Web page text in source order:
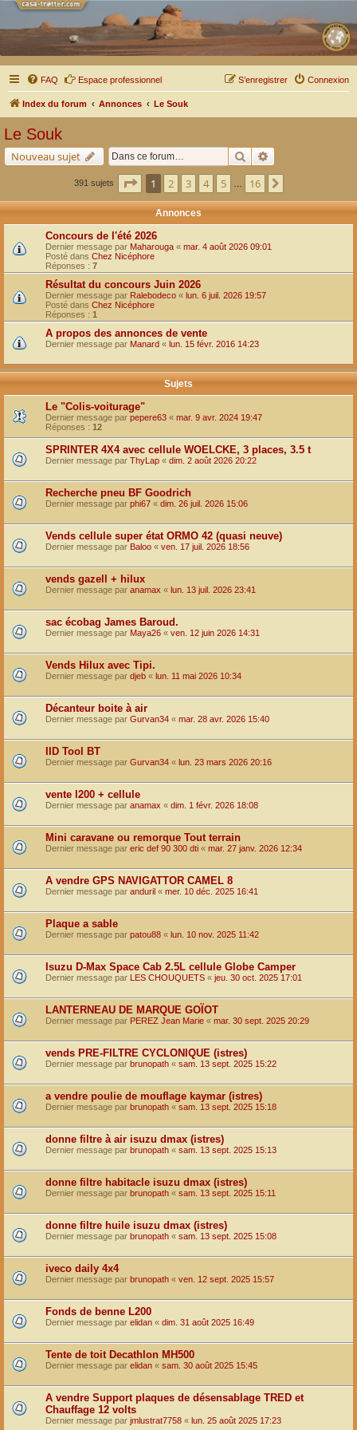
FAQ Espace professionnel Connexion
S’enregistrer
Index du forum Annonces Le Souk
Le Souk
Nouveau sujet Rechercher
391 sujets Page sur16
1 2 3 4 5 16
Annonces
Concours de l'été 2026
Dernier message par Maharouga « mar. 4 août 2026 09:01
Posté dans Chez Nicéphore
Réponses : 7
Résultat du concours Juin 2026
Dernier message par Ralebodeco « lun. 6 juil. 2026 19:57
Posté dans Chez Nicéphore
Réponses : 1
A propos des annonces de vente
Dernier message par Manard « lun. 15 févr. 2016 14:23
Sujets
Le "Colis-voiturage"
Dernier message par pepere63 « mar. 9 avr. 2024 19:47
Réponses : 12
SPRINTER 4X4 avec cellule WOELCKE, 3 places, 3.5 t
Dernier message par ThyLap « dim. 2 août 2026 20:22
Recherche pneu BF Goodrich
Dernier message par phi67 « dim. 26 juil. 2026 15:06
Vends cellule super état ORMO 42 (quasi neuve)
Dernier message par Baloo « ven. 17 juil. 2026 18:56
vends gazell + hilux
Dernier message par anamax « lun. 13 juil. 2026 23:41
sac écobag James Baroud.
Dernier message par Maya26 « ven. 12 juin 2026 14:31
Vends Hilux avec Tipi.
Dernier message par djeb « lun. 11 mai 2026 10:34
Décanteur boite à air
Dernier message par Gurvan34 « mar. 28 avr. 2026 15:40
IID Tool BT
Dernier message par Gurvan34 « lun. 23 mars 2026 20:16
vente l200 + cellule
Dernier message par anamax « dim. 1 févr. 2026 18:08
Mini caravane ou remorque Tout terrain
Dernier message par eric def 90 300 dti « mar. 27 janv. 2026 12:34
A vendre GPS NAVIGATTOR CAMEL 8
Dernier message par anduril « mer. 10 déc. 2025 16:41
Plaque a sable
Dernier message par patou88 « lun. 10 nov. 2025 11:42
Isuzu D-Max Space Cab 2.5L cellule Globe Camper
Dernier message par LES CHOUQUETS « jeu. 30 oct. 2025 17:01
LANTERNEAU DE MARQUE GOÏOT
Dernier message par PEREZ Jean Marie « mar. 30 sept. 2025 20:29
vends PRE-FILTRE CYCLONIQUE (istres)
Dernier message par brunopath « sam. 13 sept. 2025 15:22
a vendre poulie de mouflage kaymar (istres)
Dernier message par brunopath « sam. 13 sept. 2025 15:18
donne filtre à air isuzu dmax (istres)
Dernier message par brunopath « sam. 13 sept. 2025 15:13
donne filtre habitacle isuzu dmax (istres)
Dernier message par brunopath « sam. 13 sept. 2025 15:11
donne filtre huile isuzu dmax (istres)
Dernier message par brunopath « sam. 13 sept. 2025 15:08
iveco daily 4x4
Dernier message par brunopath « ven. 12 sept. 2025 15:57
Fonds de benne L200
Dernier message par elidan « dim. 31 août 2025 16:49
Tente de toit Decathlon MH500
Dernier message par elidan « sam. 30 août 2025 15:45
A vendre Support plaques de désensablage TRED et
Chauffage 12 volts
Dernier message par jmlustrat7758 « lun. 25 août 2025 17:23